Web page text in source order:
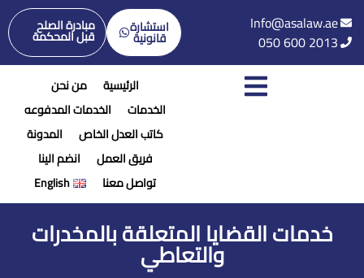
Info@asalaw.ae
050 600 2013
استشارة
قانونية
مبادرة الصلح
قبل المحكمة
الرئيسية
من نحن
الخدمات
الخدمات المدفوعه
كاتب العدل الخاص
المدونة
فريق العمل
انضم الينا
تواصل معنا
English
خدمات القضايا المتعلقة بالمخدرات
والتعاطي